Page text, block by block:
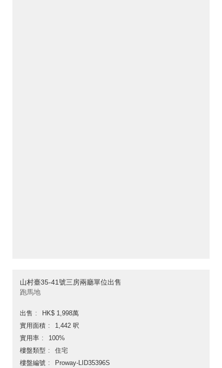
山村臺35-41號三房兩廳單位出售
跑馬地
出售
HK$ 1,998萬
實用面積
1,442 呎
實用率
100%
樓盤類型
住宅
樓盤編號
Proway-LID35396S